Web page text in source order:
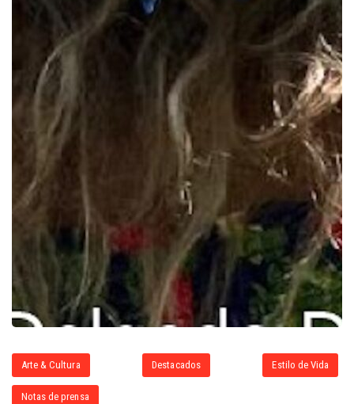
Arte & Cultura Destacados Estilo de Vida
Notas de prensa